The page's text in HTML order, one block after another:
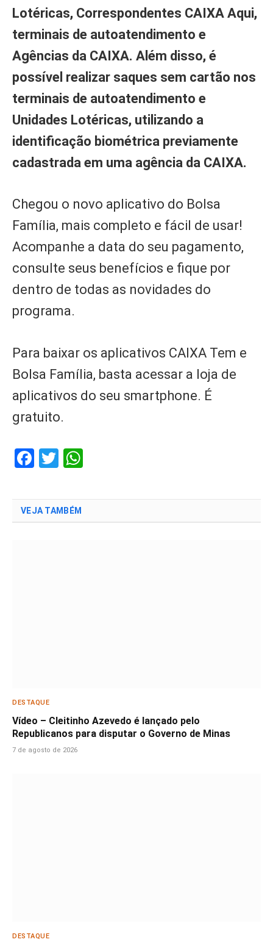
Lotéricas, Correspondentes CAIXA Aqui,
terminais de autoatendimento e
Agências da CAIXA. Além disso, é
possível realizar saques sem cartão nos
terminais de autoatendimento e
Unidades Lotéricas, utilizando a
identificação biométrica previamente
cadastrada em uma agência da CAIXA.
Chegou o novo aplicativo do Bolsa
Família, mais completo e fácil de usar!
Acompanhe a data do seu pagamento,
consulte seus benefícios e fique por
dentro de todas as novidades do
programa.
Para baixar os aplicativos CAIXA Tem e
Bolsa Família, basta acessar a loja de
aplicativos do seu smartphone. É
gratuito.
Facebook
Twitter
VEJA TAMBÉM
DESTAQUE
Vídeo – Cleitinho Azevedo é lançado pelo
Republicanos para disputar o Governo de Minas
7 de agosto de 2026
DESTAQUE